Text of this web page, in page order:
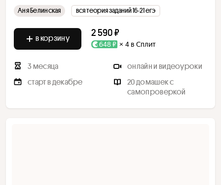
Аня Белинская вся теория заданий 16-21 егэ
в корзину 2 590 ₽
648 ₽ × 4 в Сплит
3 месяца
онлайн и видеоуроки
старт в декабре
20 домашек с
самопроверкой